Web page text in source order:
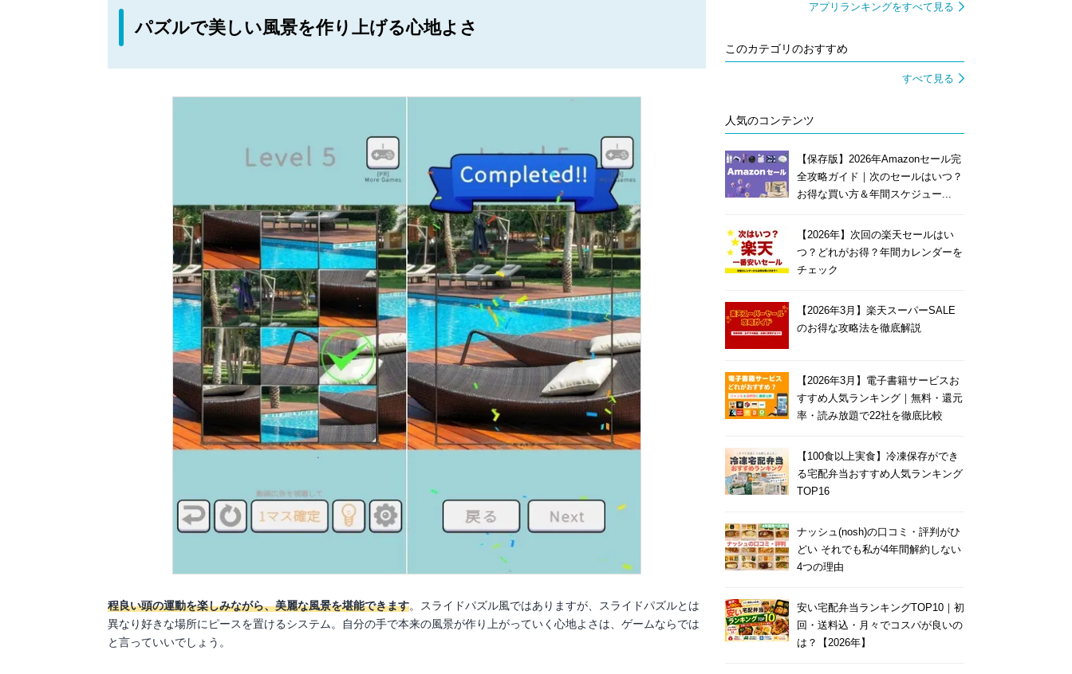
パズルで美しい風景を作り上げる心地よさ
程良い頭の運動を楽しみながら、美麗な風景を堪能できます。スライドパズル風ではありますが、スライドパズルとは
異なり好きな場所にピースを置けるシステム。自分の手で本来の風景が作り上がっていく心地よさは、ゲームならでは
と言っていいでしょう。
アプリランキングをすべて見る
このカテゴリのおすすめ
すべて見る
人気のコンテンツ
【保存版】2026年Amazonセール完
全攻略ガイド｜次のセールはいつ？
お得な買い方＆年間スケジュー...
【2026年】次回の楽天セールはい
つ？どれがお得？年間カレンダーを
チェック
【2026年3月】楽天スーパーSALE
のお得な攻略法を徹底解説
【2026年3月】電子書籍サービスお
すすめ人気ランキング｜無料・還元
率・読み放題で22社を徹底比較
【100食以上実食】冷凍保存ができ
る宅配弁当おすすめ人気ランキング
TOP16
ナッシュ(nosh)の口コミ・評判がひ
どい それでも私が4年間解約しない
4つの理由
安い宅配弁当ランキングTOP10｜初
回・送料込・月々でコスパが良いの
は？【2026年】